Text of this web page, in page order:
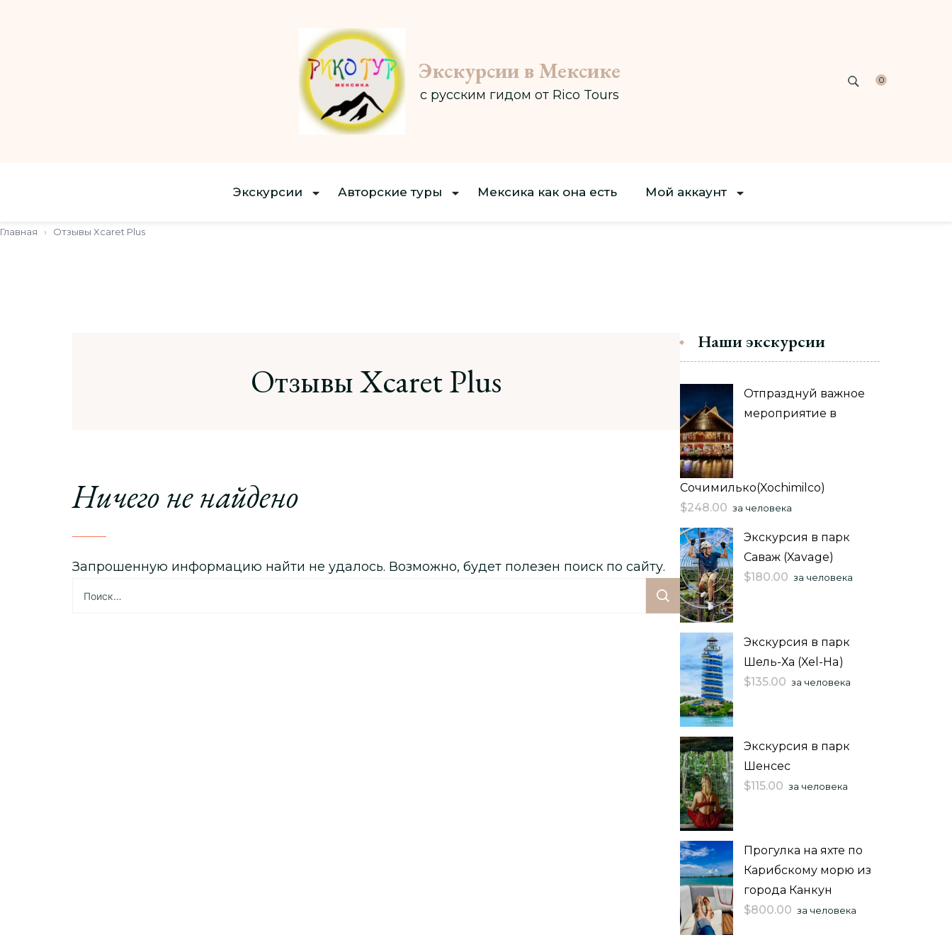
Экскурсии в Мексике
с русским гидом от Rico Tours
0
Экскурсии Авторские туры Мексика как она есть Мой аккаунт
Главная › Отзывы Xcaret Plus
Отзывы Xcaret Plus
Ничего не найдено
Запрошенную информацию найти не удалось. Возможно, будет полезен поиск по сайту.
Наши экскурсии
Отпразднуй важное
мероприятие в
Сочимилько(Xochimilco)
$248.00 за человека
Экскурсия в парк
Саваж (Xavage)
$180.00 за человека
Экскурсия в парк
Шель-Ха (Xel-Ha)
$135.00 за человека
Экскурсия в парк
Шенсес
$115.00 за человека
Прогулка на яхте по
Карибскому морю из
города Канкун
$800.00 за человека